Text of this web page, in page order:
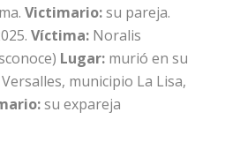
Victimario:su pareja.
Víctima: Noralis
Lugar: murió en su
municipio La Lisa,
su expareja